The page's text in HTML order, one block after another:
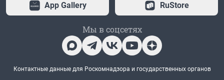
App Gallery RuStore
Мы в соцсетях
Контактные данные для Роскомнадзора и государственных органов